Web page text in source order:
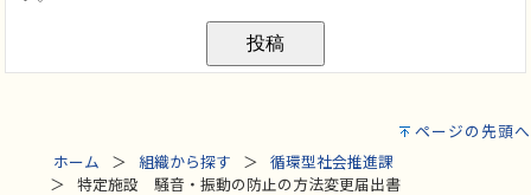
ページの先頭へ
ホーム
組織から探す
循環型社会推進課
特定施設 騒音・振動の防止の方法変更届出書